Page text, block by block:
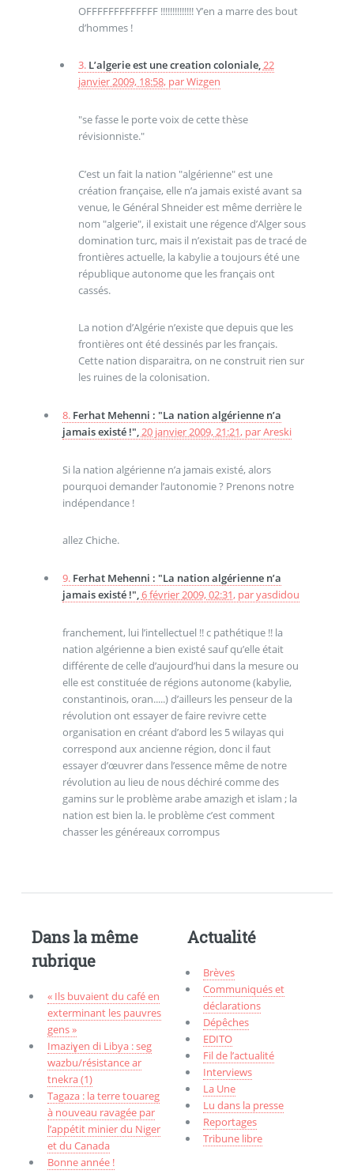
OFFFFFFFFFFFFF !!!!!!!!!!!!!! Y’en a marre des bout
d’hommes !
3. L’algerie est une creation coloniale,22
janvier 2009, 18:58, parWizgen
"se fasse le porte voix de cette thèse
révisionniste."
C’est un fait la nation "algérienne" est une
création française, elle n’a jamais existé avant sa
venue, le Général Shneider est même derrière le
nom "algerie", il existait une régence d’Alger sous
domination turc, mais il n’existait pas de tracé de
frontières actuelle, la kabylie a toujours été une
république autonome que les français ont
cassés.
La notion d’Algérie n’existe que depuis que les
frontières ont été dessinés par les français.
Cette nation disparaitra, on ne construit rien sur
les ruines de la colonisation.
8. Ferhat Mehenni : "La nation algérienne n’a
jamais existé !",20 janvier 2009, 21:21, parAreski
Si la nation algérienne n’a jamais existé, alors
pourquoi demander l’autonomie ? Prenons notre
indépendance !
allez Chiche.
9. Ferhat Mehenni : "La nation algérienne n’a
jamais existé !",6 février 2009, 02:31, paryasdidou
franchement, lui l’intellectuel !! c pathétique !! la
nation algérienne a bien existé sauf qu’elle était
différente de celle d’aujourd’hui dans la mesure ou
elle est constituée de régions autonome (kabylie,
constantinois, oran.....) d’ailleurs les penseur de la
révolution ont essayer de faire revivre cette
organisation en créant d’abord les 5 wilayas qui
correspond aux ancienne région, donc il faut
essayer d’œuvrer dans l’essence même de notre
révolution au lieu de nous déchiré comme des
gamins sur le problème arabe amazigh et islam ; la
nation est bien la. le problème c’est comment
chasser les généreaux corrompus
Dans la même
rubrique
« Ils buvaient du café en
exterminant les pauvres
gens »
Imaziɣen di Libya : seg
wazbu/résistance ar
tnekra (1)
Tagaza : la terre touareg
à nouveau ravagée par
l’appétit minier du Niger
et du Canada
Bonne année !
Actualité
Brèves
Communiqués et
déclarations
Dépêches
EDITO
Fil de l’actualité
Interviews
La Une
Lu dans la presse
Reportages
Tribune libre